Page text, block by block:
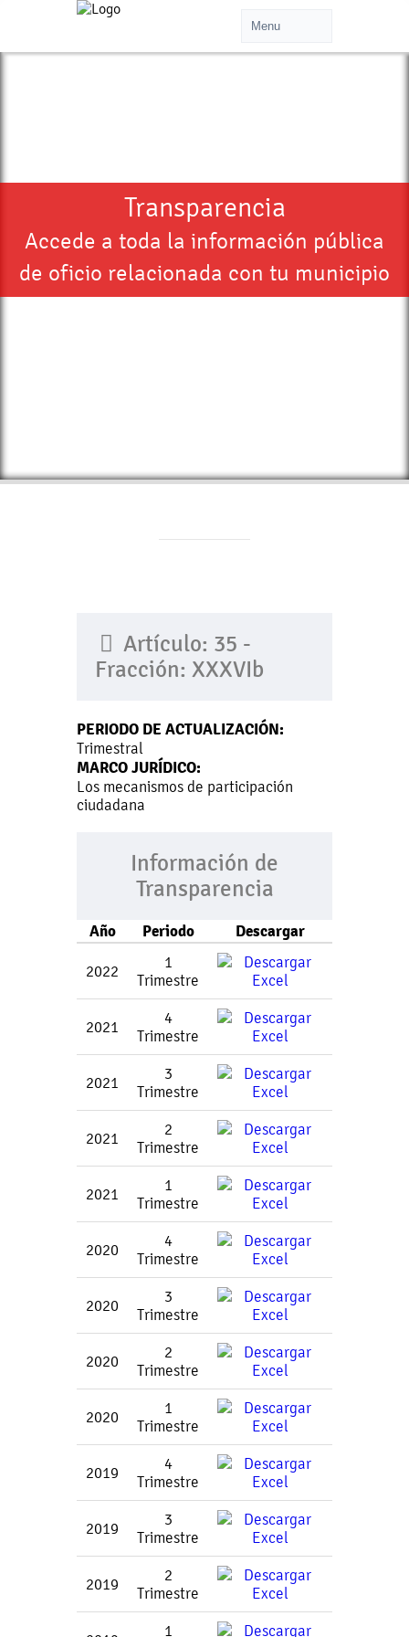
Transparencia
Accede a toda la información pública
de oficio relacionada con tu municipio
Artículo: 35 -
Fracción: XXXVIb
PERIODO DE ACTUALIZACIÓN:
Trimestral
MARCO JURÍDICO:
Los mecanismos de participación
ciudadana
Información de
Transparencia
Año Periodo Descargar
2022
1
Trimestre
2021
4
Trimestre
2021
3
Trimestre
2021
2
Trimestre
2021
1
Trimestre
2020
4
Trimestre
2020
3
Trimestre
2020
2
Trimestre
2020
1
Trimestre
2019
4
Trimestre
2019
3
Trimestre
2019
2
Trimestre
1